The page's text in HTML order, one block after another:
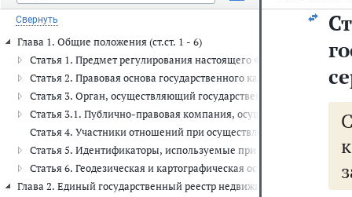
Свернуть
Глава 1. Общие положения (ст.ст. 1 - 6)
Статья 1. Предмет регулирования настоящего Федерального
Статья 2. Правовая основа государственного кадастрового учета
Статья 3. Орган, осуществляющий государственный кадастровый
Статья 3.1. Публично-правовая компания, осуществляющая
Статья 4. Участники отношений при осуществлении
Статья 5. Идентификаторы, используемые при ведении Единого
Статья 6. Геодезическая и картографическая основы Единого
Глава 2. Единый государственный реестр недвижимости (ст.ст. 7 - 13)